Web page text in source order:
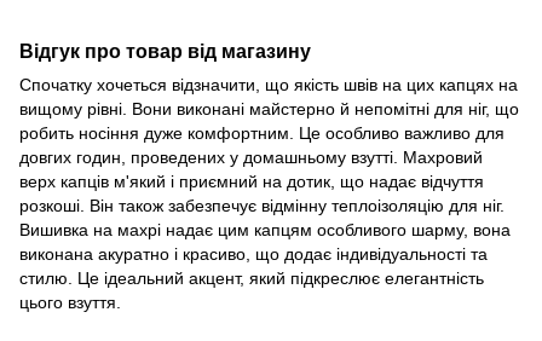
Відгук про товар від магазину
Спочатку хочеться відзначити, що якість швів на цих капцях на
вищому рівні. Вони виконані майстерно й непомітні для ніг, що
робить носіння дуже комфортним. Це особливо важливо для
довгих годин, проведених у домашньому взутті. Махровий
верх капців м'який і приємний на дотик, що надає відчуття
розкоші. Він також забезпечує відмінну теплоізоляцію для ніг.
Вишивка на махрі надає цим капцям особливого шарму, вона
виконана акуратно і красиво, що додає індивідуальності та
стилю. Це ідеальний акцент, який підкреслює елегантність
цього взуття.